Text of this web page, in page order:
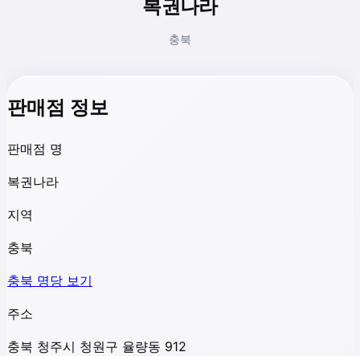
복권나라
충북
판매점 정보
판매점 명
복권나라
지역
충북
충북 명당 보기
주소
충북 청주시 청원구 율량동 912